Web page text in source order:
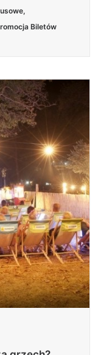
,
Biletów